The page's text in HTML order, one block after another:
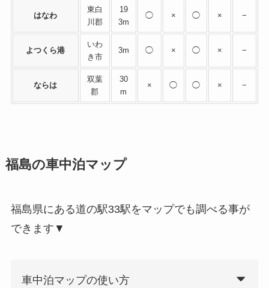
はなわ
東白
川郡
19
3m
◯ × ◯ × −
よつくら港
いわ
き市
3m ◯ × ◯ × −
ならは
双葉
郡
30
m
× ◯ ◯ × −
福島の車中泊マップ
福島県にある道の駅33駅をマップでも調べる事が
できます▼
車中泊マップの使い方